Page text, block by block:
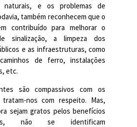
naturais, e os problemas de
também reconhecem que o
contribuído para melhorar o
sinalização, a limpeza dos
e as infraestruturas, como
de ferro, instalações
etc.
são compassivos com os
nos com respeito. Mas,
sejam gratos pelos benefícios
não se identificam